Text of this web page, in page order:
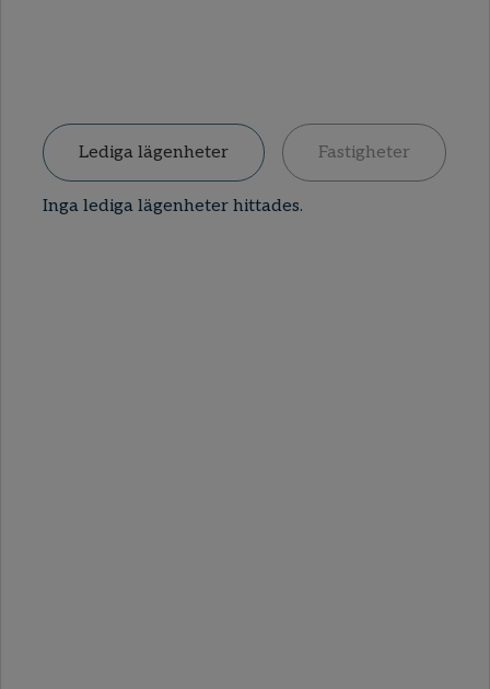
Lediga lägenheter Fastigheter
Inga lediga lägenheter hittades.